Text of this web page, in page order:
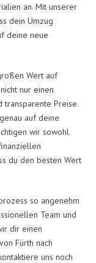
an. Mit unserer
dein Umzug
deine neue
Wert auf
nur einen
transparente Preise.
auf deine
wir sowohl
du den besten Wert
so angenehm
Team und
dir einen
Fürth nach
uns noch